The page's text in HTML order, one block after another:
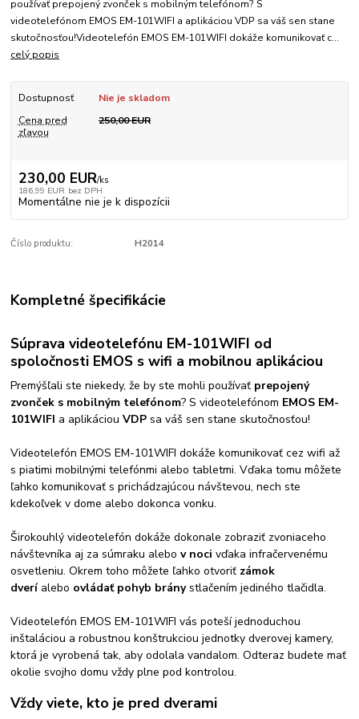
používať prepojený zvonček s mobilným telefónom? S
videotelefónom EMOS EM-101WIFI a aplikáciou VDP sa váš sen stane
skutočnosťou!Videotelefón EMOS EM-101WIFI dokáže komunikovať c...
celý popis
Dostupnosť
Nie je skladom
Cena pred
zľavou
250,00 EUR
230,00 EUR/ks
186,99 EUR bez DPH
Momentálne nie je k dispozícii
Číslo produktu: H2014
Kompletné špecifikácie
Súprava videotelefónu EM-101WIFI od
spoločnosti EMOS s wifi a mobilnou aplikáciou
Premýšľali ste niekedy, že by ste mohli používať prepojený
zvonček s mobilným telefónom? S videotelefónom EMOS EM-
101WIFI a aplikáciouVDP sa váš sen stane skutočnosťou!
Videotelefón EMOS EM-101WIFI dokáže komunikovať cez wifi až
s piatimi mobilnými telefónmi alebo tabletmi. Vďaka tomu môžete
ľahko komunikovať s prichádzajúcou návštevou, nech ste
kdekoľvek v dome alebo dokonca vonku.
Širokouhlý videotelefón dokáže dokonale zobraziť zvoniaceho
návštevníka aj za súmraku alebov noci vďaka infračervenému
osvetleniu. Okrem toho môžete ľahko otvoriť zámok
dveríalebo ovládať pohyb bránystlačením jediného tlačidla.
Videotelefón EMOS EM-101WIFI vás poteší jednoduchou
inštaláciou a robustnou konštrukciou jednotky dverovej kamery,
ktorá je vyrobená tak, aby odolala vandalom. Odteraz budete mať
okolie svojho domu vždy plne pod kontrolou.
Vždy viete, kto je pred dverami